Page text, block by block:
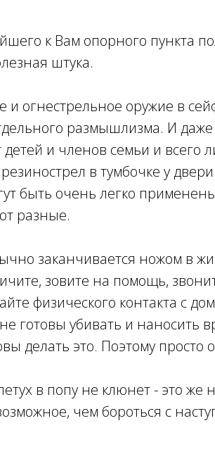
к Вам опорного пункта
штука.
и огнестрельное оружие в
размышлизма. И
и членов семьи и всего
в тумбочке у
быть очень легко
разные.
заканчивается ножом в
зовите на помощь,
физического контакта с
готовы убивать и наносить
делать это. Поэтому просто
в попу не клюнет - это же
чем бороться с